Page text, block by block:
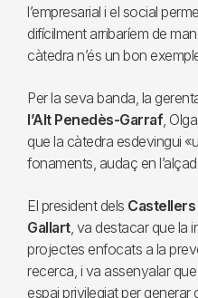
l’empresarial i el social
difícilment arribaríem de
càtedra n’és un bon
Per la seva banda, la
l’Alt Penedès-Garraf,
que la càtedra esdevingui
fonaments, audaç en
El president dels
Gallart, va destacar que la
projectes enfocats a la
recerca, i va assenyalar
espai privilegiat per